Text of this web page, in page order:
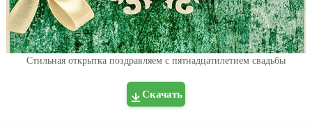
Стильная открытка поздравляем с пятнадцатилетием свадьбы
Скачать